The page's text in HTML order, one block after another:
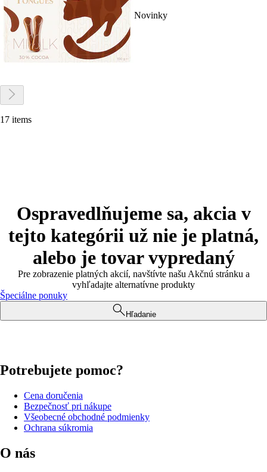
Novinky
17 items
Ospravedlňujeme sa, akcia v
tejto kategórii už nie je platná,
alebo je tovar vypredaný
Pre zobrazenie platných akcií, navštívte našu Akčnú stránku a
vyhľadajte alternatívne produkty
Špeciálne ponuky
Hľadanie
Potrebujete pomoc?
Cena doručenia
Bezpečnosť pri nákupe
Všeobecné obchodné podmienky
Ochrana súkromia
O nás